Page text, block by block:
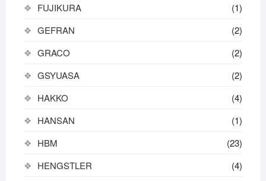
FUJIKURA
(1)
GEFRAN
(2)
GRACO
(2)
GSYUASA
(2)
HAKKO
(4)
HANSAN
(1)
HBM
(23)
HENGSTLER
(4)